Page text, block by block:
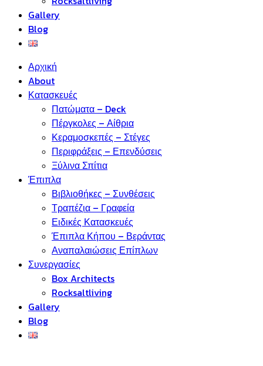
Gallery
Blog
Αρχική
About
Κατασκευές
Πατώματα – Deck
Πέργκολες – Αίθρια
Κεραμοσκεπές – Στέγες
Περιφράξεις – Επενδύσεις
Ξύλινα Σπίτια
Έπιπλα
Βιβλιοθήκες – Συνθέσεις
Τραπέζια – Γραφεία
Ειδικές Κατασκευές
Έπιπλα Κήπου – Βεράντας
Αναπαλαιώσεις Επίπλων
Συνεργασίες
Box Architects
Rocksaltliving
Gallery
Blog